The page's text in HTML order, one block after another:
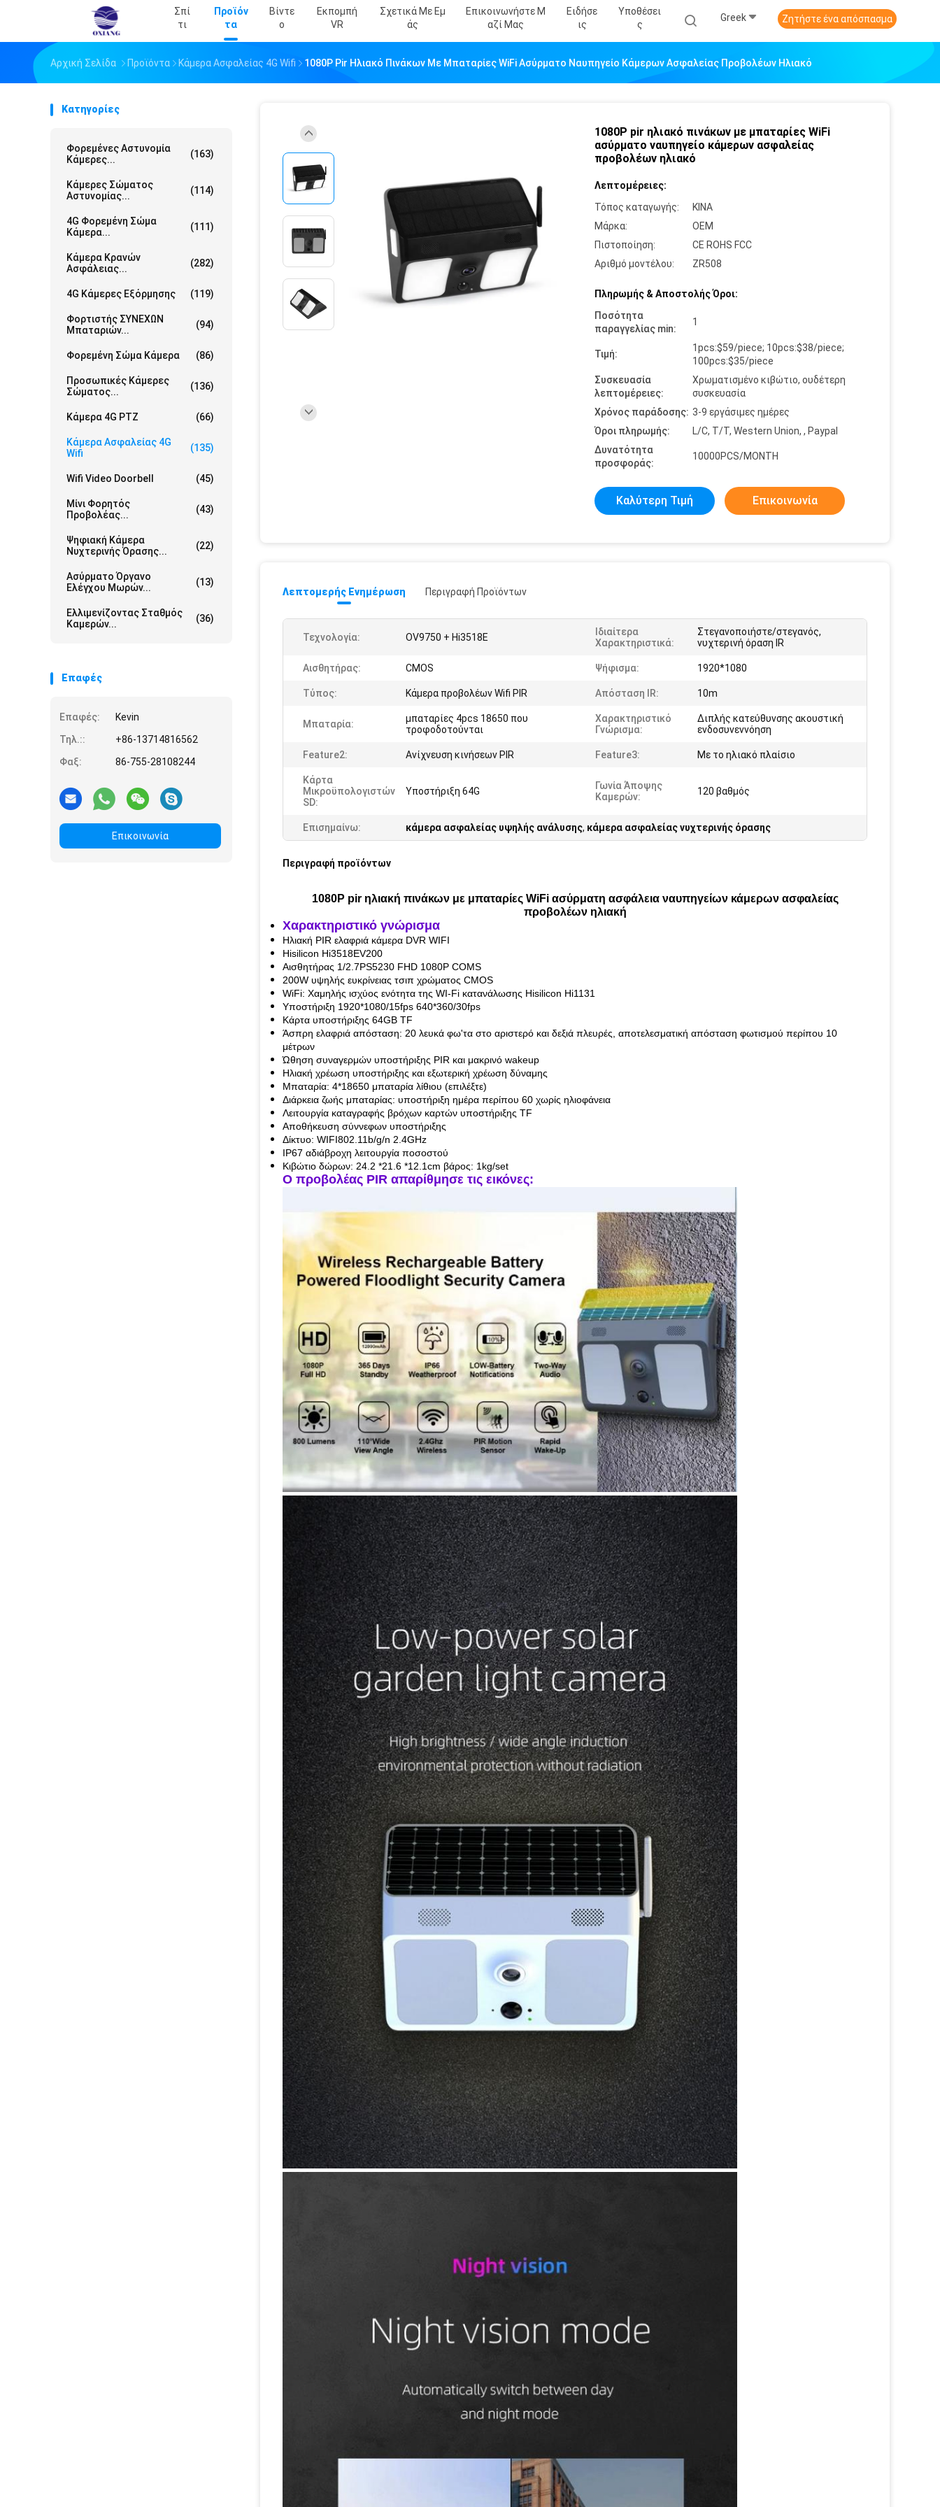
Σπί
Τι
Προϊόν
Τα
Βίντε
Ο
Εκπομπή
VR
Σχετικά Με Εμ
Άς
Επικοινωνήστε Μ
Αζί Μας
Ειδήσε
Ις
Υποθέσει
Σ
Greek Ζητήστε ένα απόσπασμα
Αρχική Σελίδα Προϊόντα Κάμερα Ασφαλείας 4G Wifi 1080P Pir Ηλιακό Πινάκων Με Μπαταρίες WiFi Ασύρματο Ναυπηγείο Κάμερων Ασφαλείας Προβολέων Ηλιακό
Κατηγορίες
Φορεμένες Αστυνομία
Κάμερες...
(163)
Κάμερες Σώματος
Αστυνομίας...
(114)
4G Φορεμένη Σώμα
Κάμερα...
(111)
Κάμερα Κρανών
Ασφάλειας...
(282)
4G Κάμερες Εξόρμησης (119)
Φορτιστής ΣΥΝΕΧΩΝ
Μπαταριών...
(94)
Φορεμένη Σώμα Κάμερα (86)
Προσωπικές Κάμερες
Σώματος...
(136)
Κάμερα 4G PTZ (66)
Κάμερα Ασφαλείας 4G
Wifi
(135)
Wifi Video Doorbell (45)
Μίνι Φορητός
Προβολέας...
(43)
Ψηφιακή Κάμερα
Νυχτερινής Όρασης...
(22)
Ασύρματο Όργανο
Ελέγχου Μωρών...
(13)
Ελλιμενίζοντας Σταθμός
Καμερών...
(36)
Επαφές
Επαφές:
Kevin
Τηλ.::
+86-13714816562
Φαξ:
86-755-28108244
Επικοινωνία
1080P pir ηλιακό πινάκων με μπαταρίες WiFi
ασύρματο ναυπηγείο κάμερων ασφαλείας
προβολέων ηλιακό
Λεπτομέρειες:
Τόπος καταγωγής:
ΚΙΝΑ
Μάρκα:
OEM
Πιστοποίηση:
CE ROHS FCC
Αριθμό μοντέλου:
ZR508
Πληρωμής & Αποστολής Όροι:
Ποσότητα
παραγγελίας min:
1
Τιμή:
1pcs:$59/piece; 10pcs:$38/piece;
100pcs:$35/piece
Συσκευασία
λεπτομέρειες:
Χρωματισμένο κιβώτιο, ουδέτερη
συσκευασία
Χρόνος παράδοσης: 3-9 εργάσιμες ημέρες
Όροι πληρωμής:
L/C, T/T, Western Union, , Paypal
Δυνατότητα
προσφοράς:
10000PCS/MONTH
Καλύτερη Τιμή Επικοινωνία
Λεπτομερής Ενημέρωση Περιγραφή Προϊόντων
Τεχνολογία: OV9750 + Hi3518E
Ιδιαίτερα
Χαρακτηριστικά:
Στεγανοποιήστε/στεγανός,
νυχτερινή όραση IR
Αισθητήρας: CMOS Ψήφισμα: 1920*1080
Τύπος: Κάμερα προβολέων Wifi PIR Απόσταση IR: 10m
Μπαταρία:
μπαταρίες 4pcs 18650 που
τροφοδοτούνται
Χαρακτηριστικό
Γνώρισμα:
Διπλής κατεύθυνσης ακουστική
ενδοσυνεννόηση
Feature2: Ανίχνευση κινήσεων PIR Feature3: Με το ηλιακό πλαίσιο
Κάρτα
Μικροϋπολογιστών
SD:
Υποστήριξη 64G
Γωνία Άποψης
Καμερών:
120 βαθμός
Επισημαίνω: κάμερα ασφαλείας υψηλής ανάλυσης, κάμερα ασφαλείας νυχτερινής όρασης
Περιγραφή προϊόντων
1080P pir ηλιακή πινάκων με μπαταρίες WiFi ασύρματη ασφάλεια ναυπηγείων κάμερων ασφαλείας
προβολέων ηλιακή
Χαρακτηριστικό γνώρισμα
Ηλιακή PIR ελαφριά κάμερα DVR WIFI
Hisilicon Hi3518EV200
Αισθητήρας 1/2.7PS5230 FHD 1080P COMS
200W υψηλής ευκρίνειας τσιπ χρώματος CMOS
WiFi: Χαμηλής ισχύος ενότητα της WI-Fi κατανάλωσης Hisilicon Hi1131
Υποστήριξη 1920*1080/15fps 640*360/30fps
Κάρτα υποστήριξης 64GB TF
Άσπρη ελαφριά απόσταση: 20 λευκά φω'τα στο αριστερό και δεξιά πλευρές, αποτελεσματική απόσταση φωτισμού περίπου 10
μέτρων
Ώθηση συναγερμών υποστήριξης PIR και μακρινό wakeup
Ηλιακή χρέωση υποστήριξης και εξωτερική χρέωση δύναμης
Μπαταρία: 4*18650 μπαταρία λίθιου (επιλέξτε)
Διάρκεια ζωής μπαταρίας: υποστήριξη ημέρα περίπου 60 χωρίς ηλιοφάνεια
Λειτουργία καταγραφής βρόχων καρτών υποστήριξης TF
Αποθήκευση σύννεφων υποστήριξης
Δίκτυο: WIFI802.11b/g/n 2.4GHz
IP67 αδιάβροχη λειτουργία ποσοστού
Κιβώτιο δώρων: 24.2 *21.6 *12.1cm βάρος: 1kg/set
Ο προβολέας PIR απαρίθμησε τις εικόνες: